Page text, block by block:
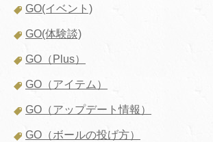
GO(イベント)
GO(体験談)
GO（Plus）
GO（アイテム）
GO（アップデート情報）
GO（ボールの投げ方）